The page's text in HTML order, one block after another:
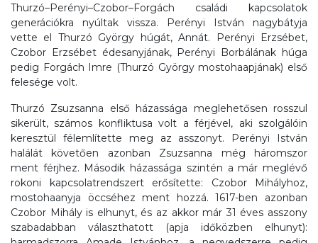
Thurzó–Perényi–Czobor–Forgách családi kapcsolatok
generációkra nyúltak vissza. Perényi István nagybátyja
vette el Thurzó György húgát, Annát. Perényi Erzsébet,
Czobor Erzsébet édesanyjának, Perényi Borbálának húga
pedig Forgách Imre (Thurzó György mostohaapjának) első
felesége volt.
Thurzó Zsuzsanna első házassága meglehetősen rosszul
sikerült, számos konfliktusa volt a férjével, aki szolgálóin
keresztül félemlítette meg az asszonyt. Perényi István
halálát követően azonban Zsuzsanna még háromszor
ment férjhez. Második házassága szintén a már meglévő
rokoni kapcsolatrendszert erősítette: Czobor Mihályhoz,
mostohaanyja öccséhez ment hozzá. 1617-ben azonban
Czobor Mihály is elhunyt, és az akkor már 31 éves asszony
szabadabban választhatott (apja időközben elhunyt):